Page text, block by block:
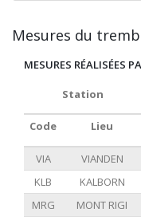
Mesures du
MESURES RÉALISÉES
Station
Code Lieu
VIA VIANDEN
KLB
KALBORN
MRG
MONT RIGI